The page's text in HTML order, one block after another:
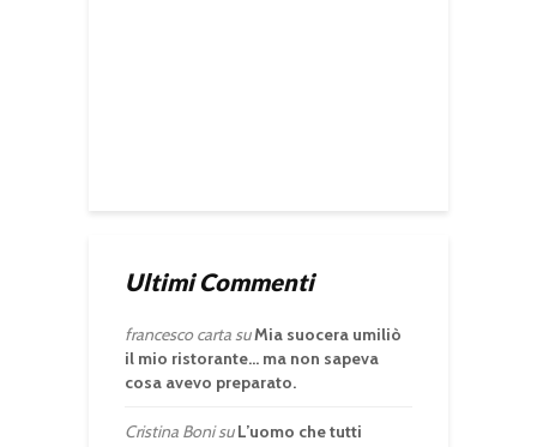
Ultimi Commenti
francesco cartasuMia suocera umiliò
il mio ristorante… ma non sapeva
cosa avevo preparato.
Cristina BonisuL’uomo che tutti